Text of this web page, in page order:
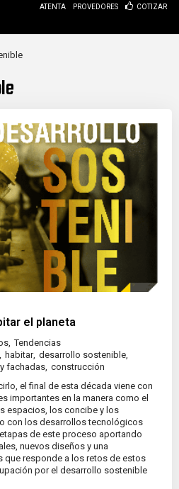
ATENTA PROVEDORES COTIZAR
el planeta
, Tendencias
, habitar, desarrollo sostenible,
fachadas, construcción
el final de esta década viene con
importantes en la manera como el
espacios, los concibe y los
con los desarrollos tecnológicos
de este proceso aportando
nuevos diseños y una
responde a los retos de estos
por el desarrollo sostenible